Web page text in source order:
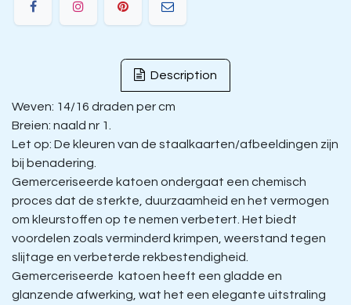
Description
Weven: 14/16 draden per cm
Breien: naald nr 1.
Let op: De kleuren van de staalkaarten/afbeeldingen zijn
bij benadering.
Gemerceriseerde katoen ondergaat een chemisch
proces dat de sterkte, duurzaamheid en het vermogen
om kleurstoffen op te nemen verbetert. Het biedt
voordelen zoals verminderd krimpen, weerstand tegen
slijtage en verbeterde rekbestendigheid.
Gemerceriseerde katoen heeft een gladde en
glanzende afwerking, wat het een elegante uitstraling